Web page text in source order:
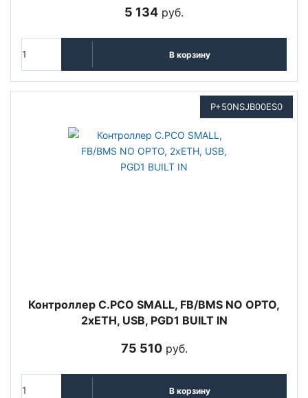
5 134 руб.
В корзину
P+50NSJB00ES0
Контроллер C.PCO SMALL, FB/BMS NO OPTO,
2xETH, USB, PGD1 BUILT IN
75 510руб.
В корзину